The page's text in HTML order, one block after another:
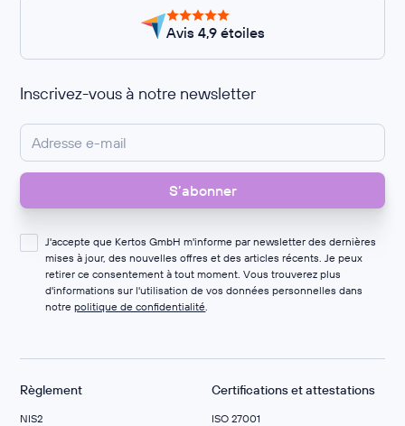
Avis 4,9 étoiles
Inscrivez-vous à notre newsletter
J'accepte que Kertos GmbH m'informe par newsletter des dernières
mises à jour, des nouvelles offres et des articles récents. Je peux
retirer ce consentement à tout moment. Vous trouverez plus
d'informations sur l'utilisation de vos données personnelles dans
notrepolitique de confidentialité
Règlement
NIS2
Certifications et attestations
ISO 27001